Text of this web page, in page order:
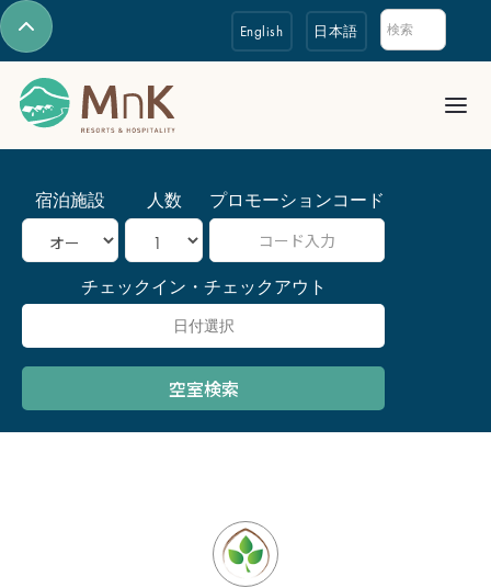
English 日本語
宿泊施設
チェックイン・チェックアウト
人数 プロモーションコード